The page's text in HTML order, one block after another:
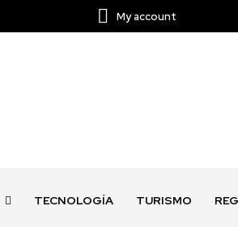
My account
TECNOLOGÍA TURISMO